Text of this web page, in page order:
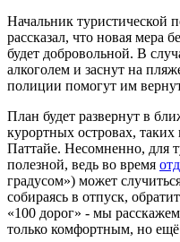
Начальник
рассказал, что новая мера
будет добровольной. В
алкоголем и заснут на
полиции помогут им
План будет развернут в
курортных островах,
Паттайе. Несомненно, для
полезной, ведь во время
градусом») может
собираясь в отпуск,
«100 дорог» - мы
только комфортным, но